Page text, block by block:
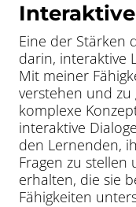
Eine der Stärken
darin, interaktive
Mit meiner
verstehen und
komplexe
interaktive
den Lernenden,
Fragen zu stellen
erhalten, die sie
Fähigkeiten